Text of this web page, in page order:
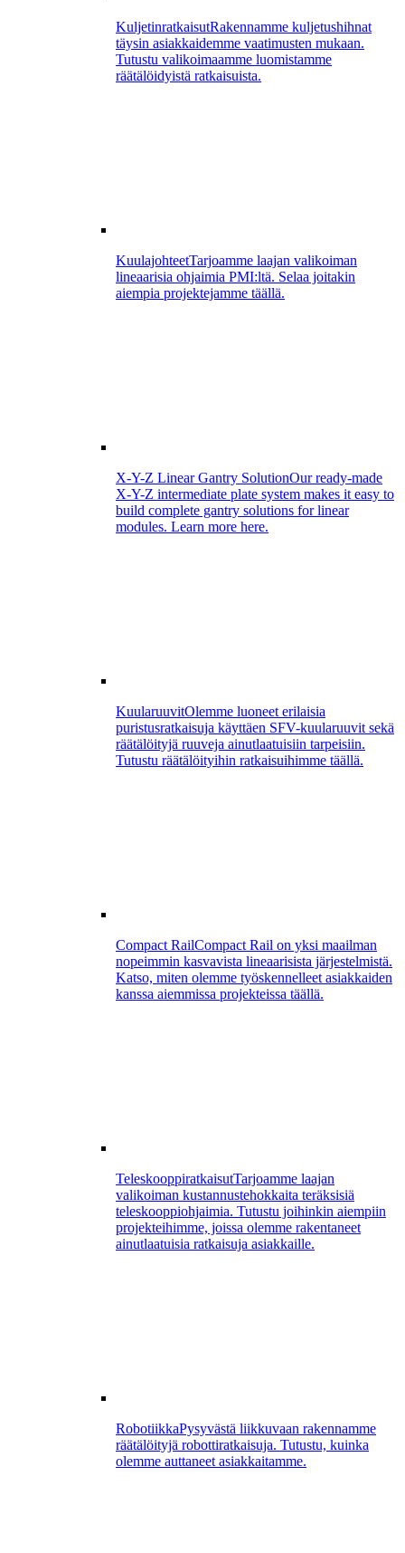
KuljetinratkaisutRakennamme kuljetushihnat
täysin asiakkaidemme vaatimusten mukaan.
Tutustu valikoimaamme luomistamme
räätälöidyistä ratkaisuista.
KuulajohteetTarjoamme laajan valikoiman
lineaarisia ohjaimia PMI:ltä. Selaa joitakin
aiempia projektejamme täällä.
X-Y-Z Linear Gantry SolutionOur ready-made
X-Y-Z intermediate plate system makes it easy to
build complete gantry solutions for linear
modules. Learn more here.
KuularuuvitOlemme luoneet erilaisia
puristusratkaisuja käyttäen SFV-kuularuuvit sekä
räätälöityjä ruuveja ainutlaatuisiin tarpeisiin.
Tutustu räätälöityihin ratkaisuihimme täällä.
Compact RailCompact Rail on yksi maailman
nopeimmin kasvavista lineaarisista järjestelmistä.
Katso, miten olemme työskennelleet asiakkaiden
kanssa aiemmissa projekteissa täällä.
TeleskooppiratkaisutTarjoamme laajan
valikoiman kustannustehokkaita teräksisiä
teleskooppiohjaimia. Tutustu joihinkin aiempiin
projekteihimme, joissa olemme rakentaneet
ainutlaatuisia ratkaisuja asiakkaille.
RobotiikkaPysyvästä liikkuvaan rakennamme
räätälöityjä robottiratkaisuja. Tutustu, kuinka
olemme auttaneet asiakkaitamme.